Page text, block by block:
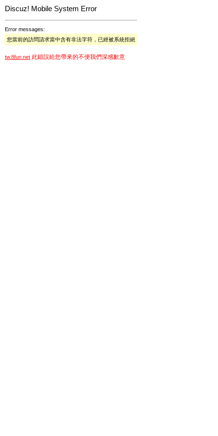
Discuz! Mobile System Error
Error messages:
您當前的訪問請求當中含有非法字符，已經被系統拒絕
tw.8fun.net 此錯誤給您帶來的不便我們深感歉意